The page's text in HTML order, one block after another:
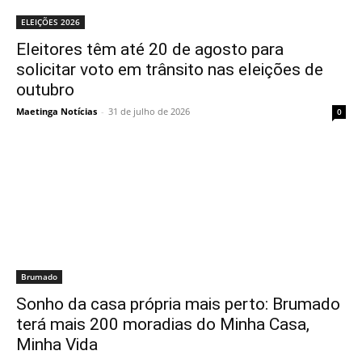
ELEIÇÕES 2026
Eleitores têm até 20 de agosto para
solicitar voto em trânsito nas eleições de
outubro
Maetinga Notícias - 31 de julho de 2026 0
Brumado
Sonho da casa própria mais perto: Brumado
terá mais 200 moradias do Minha Casa,
Minha Vida